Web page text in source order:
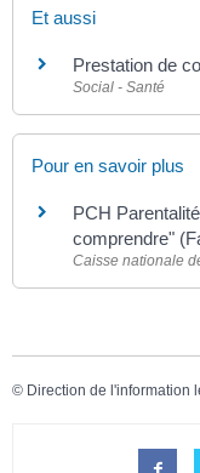
Et aussi
Prestation de
Social - Santé
Pour en savoir plus
PCH
comprendre"
Caisse nationale
© Direction de l'information